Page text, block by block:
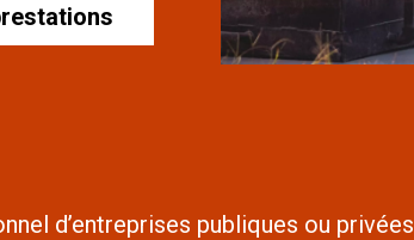
d’entreprises publiques ou privées